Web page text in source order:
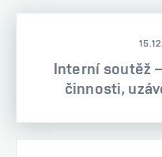
Interní soutěž
činnosti,